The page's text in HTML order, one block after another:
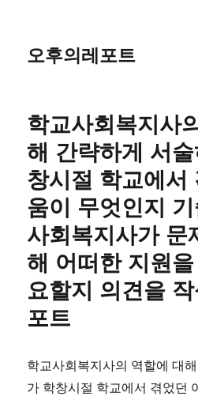
오후의레포트
학교사회복지사
해 간략하게 서
창시절 학교에서
움이 무엇인지
사회복지사가 문
해 어떠한 지원
요할지 의견을
포트
학교사회복지사의 역할에 대
가 학창시절 학교에서 겪었던